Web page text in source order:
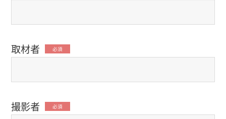
取材者 必須
撮影者 必須